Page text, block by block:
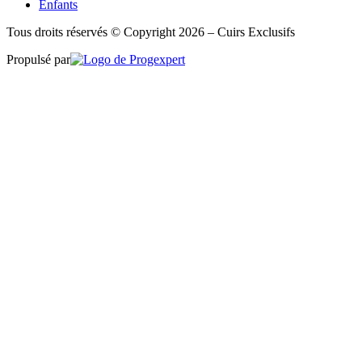
Enfants
Tous droits réservés © Copyright 2026 – Cuirs Exclusifs
Propulsé par